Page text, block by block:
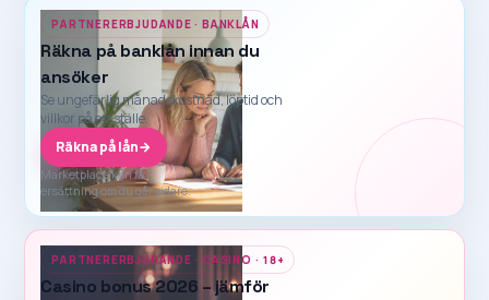
PARTNERERBJUDANDE · BANKLÅN
Räkna på banklån innan du
ansöker
Se ungefärlig månadskostnad, löptid och
villkor på ett ställe.
Räkna på lån→
Marketplace kan få
ersättning om du går vidare.
PARTNERERBJUDANDE · CASINO · 18+
Casino bonus 2026 – jämför